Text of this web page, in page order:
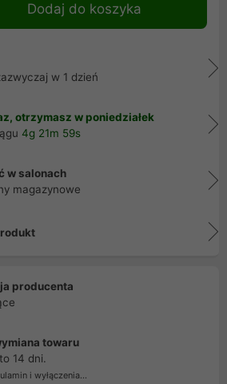
Dodaj do koszyka
w 1 dzień
otrzymasz w poniedziałek
4g 21m 58s
w salonach
magazynowe
producenta
towaru
14 dni.
i wyłączenia...